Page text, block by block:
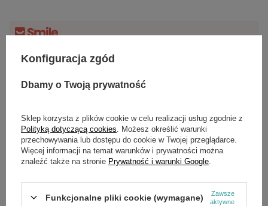
darmoWięcej informacji.
Potrzebujesz pomocy? Masz pytania?
Zadaj pytanie a my odpowiemy niezwłocznie,
najciekawsze pytania i odpowiedzi publikując
dla innych.
Zadaj pytanie
Konfiguracja zgód
Dbamy o Twoją prywatność
Sklep korzysta z plików cookie w celu realizacji usług zgodnie z
Polityką dotyczącą cookies . Możesz określić warunki
przechowywania lub dostępu do cookie w Twojej przeglądarce.
Więcej informacji na temat warunków i prywatności można
znaleźć także na stronie Prywatność i warunki Google
Funkcjonalne pliki cookie (wymagane)
Zawsze
aktywne